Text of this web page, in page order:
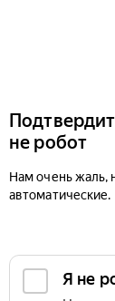
не робот
Нам очень жаль,
автоматические.